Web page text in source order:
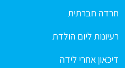
חרדה חברתית
רעיונות ליום הולדת
דיכאון אחרי לידה